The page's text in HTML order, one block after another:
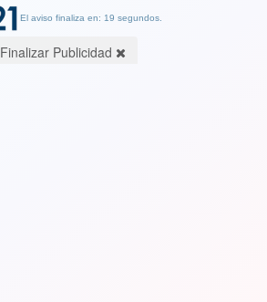
El aviso finaliza en: 19 segundos.
Finalizar Publicidad